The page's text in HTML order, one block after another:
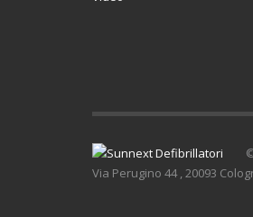
Via Perugino 44 , 20093